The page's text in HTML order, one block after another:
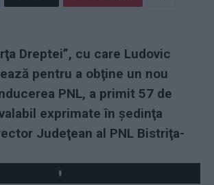
Dreptei”, cu care Ludovic
pentru a obţine un nou
PNL, a primit 57 de
exprimate în şedinţa
Judeţean al PNL Bistriţa-